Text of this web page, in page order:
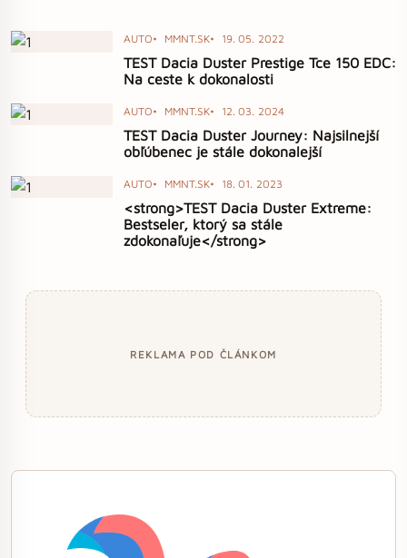
AUTO MMNT.SK 19. 05. 2022
TEST Dacia Duster Prestige Tce 150 EDC:
Na ceste k dokonalosti
AUTO MMNT.SK 12. 03. 2024
TEST Dacia Duster Journey: Najsilnejší
obľúbenec je stále dokonalejší
AUTO MMNT.SK 18. 01. 2023
<strong>TEST Dacia Duster Extreme:
Bestseler, ktorý sa stále
zdokonaľuje</strong>
REKLAMA POD ČLÁNKOM